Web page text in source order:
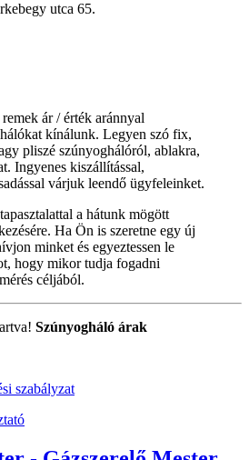
utca 65.
ár / érték aránnyal
kínálunk. Legyen szó fix,
pliszé szúnyoghálóról, ablakra,
Ingyenes kiszállítással,
várjuk leendő ügyfeleinket.
a hátunk mögött
Ha Ön is szeretne egy új
minket és egyeztessen le
hogy mikor tudja fogadni
céljából.
Szúnyogháló árak
szabályzat